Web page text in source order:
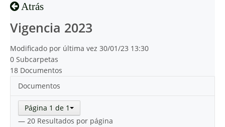
Atrás
Vigencia 2023
Modificado por última vez 30/01/23 13:30
0 Subcarpetas
18 Documentos
Documentos
Página 1 de 1
— 20 Resultados por página